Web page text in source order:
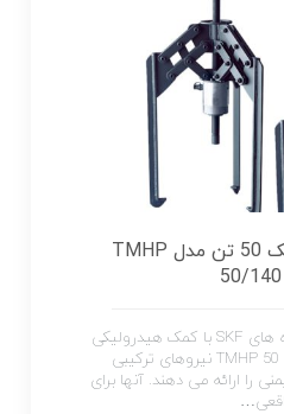
پولی کش هیدرولیک 50 تن مدل TMHP
50/
TMHP 50/140 SKF کشنده های SKF با کمک هیدرولیکی
TMHP 15، TMHP 30 و TMHP 50 نیروهای ترکیبی
را ارائه می دهند. آنها برای